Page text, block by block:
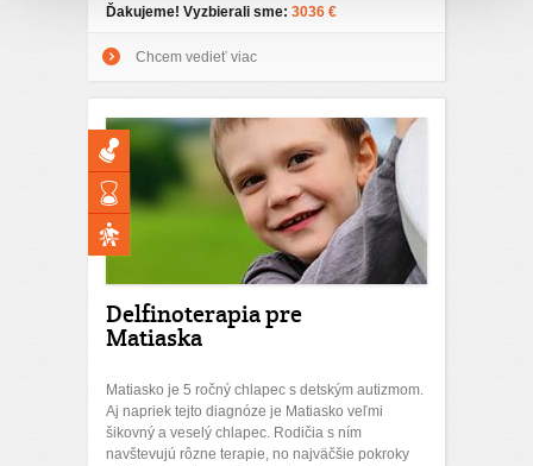
Ďakujeme! Vyzbierali sme: 3036 €
Chcem vedieť viac
Delfinoterapia pre
Matiaska
Matiasko je 5 ročný chlapec s detským autizmom.
Aj napriek tejto diagnóze je Matiasko veľmi
šikovný a veselý chlapec. Rodičia s ním
navštevujú rôzne terapie, no najväčšie pokroky